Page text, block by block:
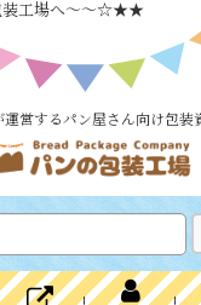
装工場へ～～☆★★
営するパン屋さん向け包装